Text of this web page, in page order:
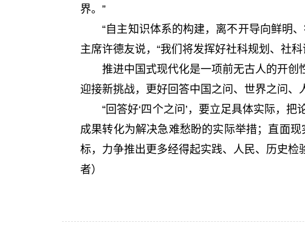
界。”
“自主知识体系的构建，离不开导向鲜明、
主席许德友说，“我们将发挥好社科规划、社
推进中国式现代化是一项前无古人的开创性
迎接新挑战，更好回答中国之问、世界之问、
“回答好‘四个之问’，要立足具体实际，把
成果转化为解决急难愁盼的实际举措；直面
标，力争推出更多经得起实践、人民、历史
者）